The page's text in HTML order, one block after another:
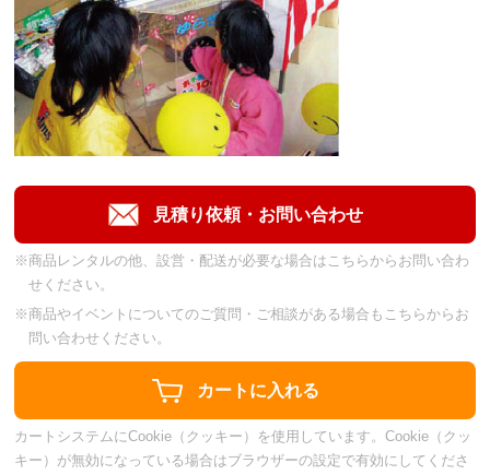
※商品レンタルの他、設営・配送が必要な場合はこちらからお問い合わ
せください。
※商品やイベントについてのご質問・ご相談がある場合もこちらからお
問い合わせください。
カートシステムにCookie（クッキー）を使用しています。Cookie（クッ
キー）が無効になっている場合はブラウザーの設定で有効にしてくださ